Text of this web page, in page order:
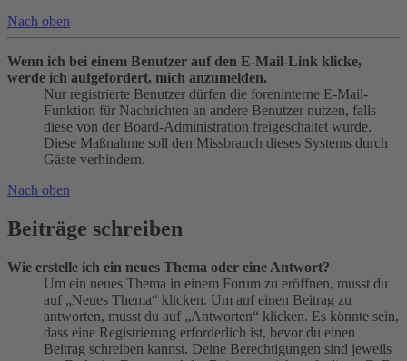
Nach oben
Wenn ich bei einem Benutzer auf den E-Mail-Link klicke,
werde ich aufgefordert, mich anzumelden.
Nur registrierte Benutzer dürfen die foreninterne E-Mail-
Funktion für Nachrichten an andere Benutzer nutzen, falls
diese von der Board-Administration freigeschaltet wurde.
Diese Maßnahme soll den Missbrauch dieses Systems durch
Gäste verhindern.
Nach oben
Beiträge schreiben
Wie erstelle ich ein neues Thema oder eine Antwort?
Um ein neues Thema in einem Forum zu eröffnen, musst du
auf „Neues Thema“ klicken. Um auf einen Beitrag zu
antworten, musst du auf „Antworten“ klicken. Es könnte sein,
dass eine Registrierung erforderlich ist, bevor du einen
Beitrag schreiben kannst. Deine Berechtigungen sind jeweils